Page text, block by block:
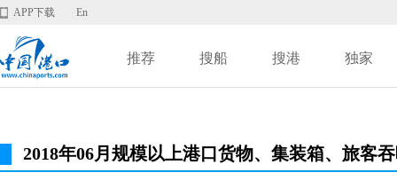
APP下载 En
推荐 搜船 搜港 独家
2018年06月规模以上港口货物、集装箱、旅客